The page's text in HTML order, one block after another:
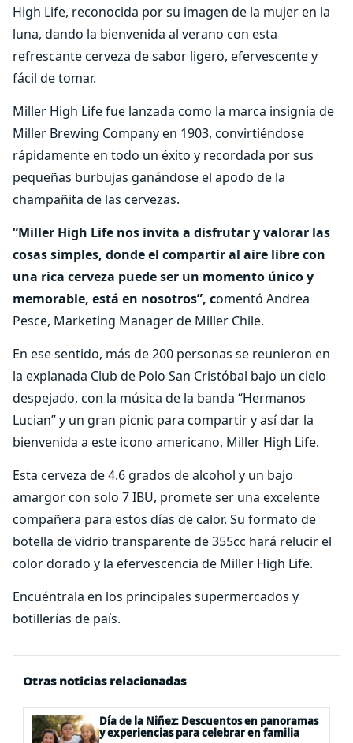
High Life, reconocida por su imagen de la mujer en la
luna, dando la bienvenida al verano con esta
refrescante cerveza de sabor ligero, efervescente y
fácil de tomar.
Miller High Life fue lanzada como la marca insignia de
Miller Brewing Company en 1903, convirtiéndose
rápidamente en todo un éxito y recordada por sus
pequeñas burbujas ganándose el apodo de la
champañita de las cervezas.
“Miller High Life nos invita a disfrutar y valorar las
cosas simples, donde el compartir al aire libre con
una rica cerveza puede ser un momento único y
memorable, está en nosotros”, comentó Andrea
Pesce, Marketing Manager de Miller Chile.
En ese sentido, más de 200 personas se reunieron en
la explanada Club de Polo San Cristóbal bajo un cielo
despejado, con la música de la banda “Hermanos
Lucian” y un gran picnic para compartir y así dar la
bienvenida a este icono americano, Miller High Life.
Esta cerveza de 4.6 grados de alcohol y un bajo
amargor con solo 7 IBU, promete ser una excelente
compañera para estos días de calor. Su formato de
botella de vidrio transparente de 355cc hará relucir el
color dorado y la efervescencia de Miller High Life.
Encuéntrala en los principales supermercados y
botillerías de país.
Otras noticias relacionadas
Día de la Niñez: Descuentos en panoramas
y experiencias para celebrar en familia